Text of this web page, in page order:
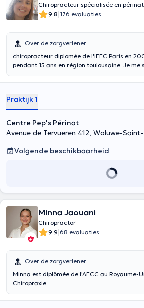
Chiropracteur spécialisée en
9.8|176 evaluaties
Over de zorgverlener
chiropracteur diplomée de l'IFEC Paris en
pendant 15 ans en région toulousaine. Je me suis spécialisée dans la
de ma carrière. En dehors du travail en cabinet libéral à Ath,
Toulouse depuis 2008.
Praktijk 1
Centre Pep's Périnat
Avenue de Tervueren 412, Woluwe-
Volgende beschikbaarheid
Minna Jaouani
Chiropractor
9.9|68 evaluaties
Over de zorgverlener
Minna est diplômée de l'AECC au Royaume-
Chiropraxie.